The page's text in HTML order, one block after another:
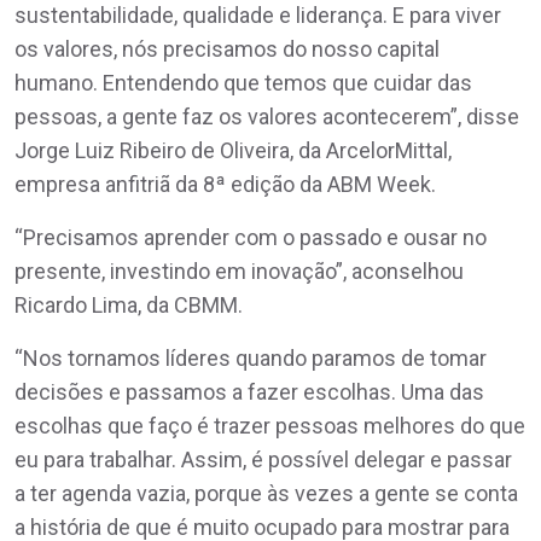
sustentabilidade, qualidade e liderança. E para viver
os valores, nós precisamos do nosso capital
humano. Entendendo que temos que cuidar das
pessoas, a gente faz os valores acontecerem”, disse
Jorge Luiz Ribeiro de Oliveira, da ArcelorMittal,
empresa anfitriã da 8ª edição da ABM Week.
“Precisamos aprender com o passado e ousar no
presente, investindo em inovação”, aconselhou
Ricardo Lima, da CBMM.
“Nos tornamos líderes quando paramos de tomar
decisões e passamos a fazer escolhas. Uma das
escolhas que faço é trazer pessoas melhores do que
eu para trabalhar. Assim, é possível delegar e passar
a ter agenda vazia, porque às vezes a gente se conta
a história de que é muito ocupado para mostrar para